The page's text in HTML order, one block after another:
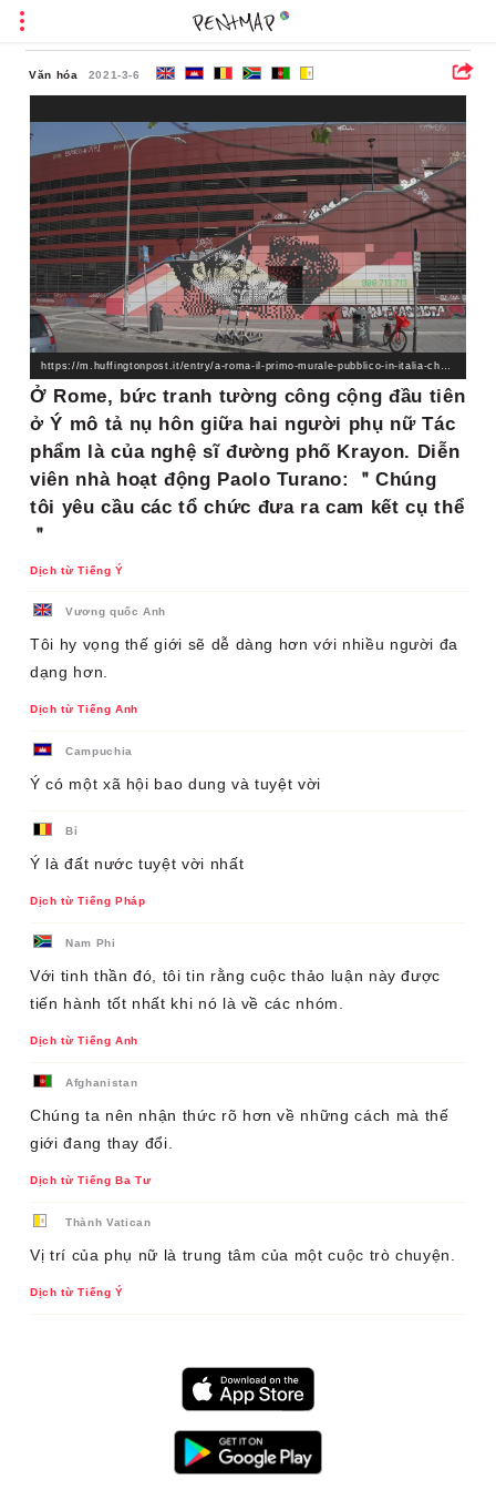
Văn hóa 2021-3-6
https://m.huffingtonpost.it/entry/a-roma-il-primo-murale-pubblico-in-italia-che-raffigura-un-bacio-tra-due-donne_it_603cc386c5b6d7794ae06f08?utm_hp_ref=it-homepage
Ở Rome, bức tranh tường công cộng đầu tiên
ở Ý mô tả nụ hôn giữa hai người phụ nữ Tác
phẩm là của nghệ sĩ đường phố Krayon. Diễn
viên nhà hoạt động Paolo Turano: ＂Chúng
tôi yêu cầu các tổ chức đưa ra cam kết cụ thể
＂
Dịch từ Tiếng Ý
Vương quốc Anh
Tôi hy vọng thế giới sẽ dễ dàng hơn với nhiều người đa
dạng hơn.
Dịch từ Tiếng Anh
Campuchia
Ý có một xã hội bao dung và tuyệt vời
Bỉ
Ý là đất nước tuyệt vời nhất
Dịch từ Tiếng Pháp
Nam Phi
Với tinh thần đó, tôi tin rằng cuộc thảo luận này được
tiến hành tốt nhất khi nó là về các nhóm.
Dịch từ Tiếng Anh
Afghanistan
Chúng ta nên nhận thức rõ hơn về những cách mà thế
giới đang thay đổi.
Dịch từ Tiếng Ba Tư
Thành Vatican
Vị trí của phụ nữ là trung tâm của một cuộc trò chuyện.
Dịch từ Tiếng Ý